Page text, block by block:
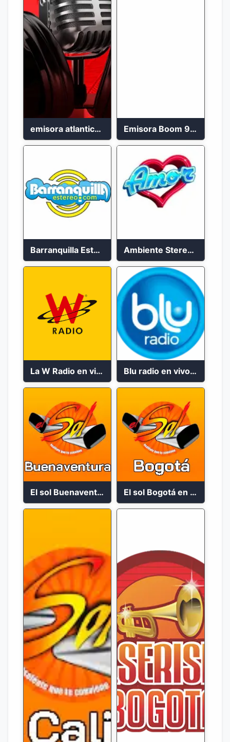
emisora atlantico en vivo Emisora Boom 99.1 FM Cali
Barranquilla Estéreo En Vivo 2023 Ambiente Stereo 88.4 FM
La W Radio en vivo 99.9 FM Bogotá Blu radio en vivo 2023
El sol Buenaventura 92.1 FM En Vivo El sol Bogotá en vivo 105.4